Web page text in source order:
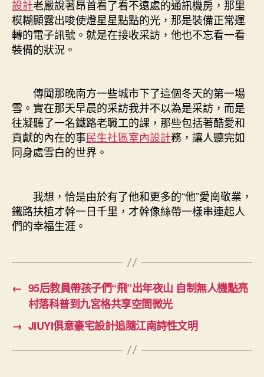
設計老嚴說著昂首看了看不遠處的通訊機房，那里
模糊顯露出唆使燈星星點點的光，那是裝備正常運
轉的電子訊號。就是在接收采訪，他也不忘看一看
裝備的狀況。
傳聞那晚南方一些城市下了這個冬天的第一場
雪。實在那天早晨的采訪我并不以為是采訪，而是
往凝聽了一名鐵路老職工的課，那些包括著酷愛和
貢獻的內在的事民生社區室內設計務，讓人聽完如
同身處雪白的世界。
我想，恰是由於有了他和更多的“他”愛崗敬業，
鐵路扶植才幹一日千里，才幹像絲帶一樣串連起人
們的幸福生涯。
← 95后教員帶孩子們“飛”出年夜山 自制無人機點亮
村落科普到九宮格共享空間微光
→ JIUYI俱意豪宅設計追隨江南詩性文明